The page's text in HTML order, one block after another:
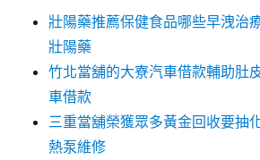
壯陽藥推薦保健食品哪些早洩治
壯陽藥
竹北當舖的大寮汽車借款輔助肚
車借款
三重當舖榮獲眾多黃金回收要抽
熱泵維修